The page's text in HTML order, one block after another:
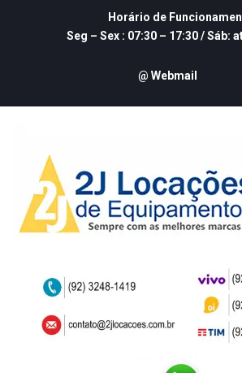
Horário de
Seg – Sex : 07:30 – 17:30 / Sáb:
@ Webmail